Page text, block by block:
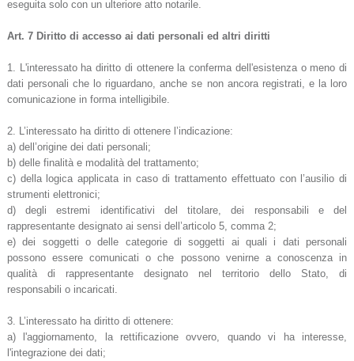
eseguita solo con un ulteriore atto notarile.
Art. 7 Diritto di accesso ai dati personali ed altri diritti
1. L'interessato ha diritto di ottenere la conferma dell'esistenza o meno di
dati personali che lo riguardano, anche se non ancora registrati, e la loro
comunicazione in forma intelligibile.
2. L’interessato ha diritto di ottenere l’indicazione:
a) dell’origine dei dati personali;
b) delle finalità e modalità del trattamento;
c) della logica applicata in caso di trattamento effettuato con l’ausilio di
strumenti elettronici;
d) degli estremi identificativi del titolare, dei responsabili e del
rappresentante designato ai sensi dell’articolo 5, comma 2;
e) dei soggetti o delle categorie di soggetti ai quali i dati personali
possono essere comunicati o che possono venirne a conoscenza in
qualità di rappresentante designato nel territorio dello Stato, di
responsabili o incaricati.
3. L’interessato ha diritto di ottenere:
a) l'aggiornamento, la rettificazione ovvero, quando vi ha interesse,
l'integrazione dei dati;